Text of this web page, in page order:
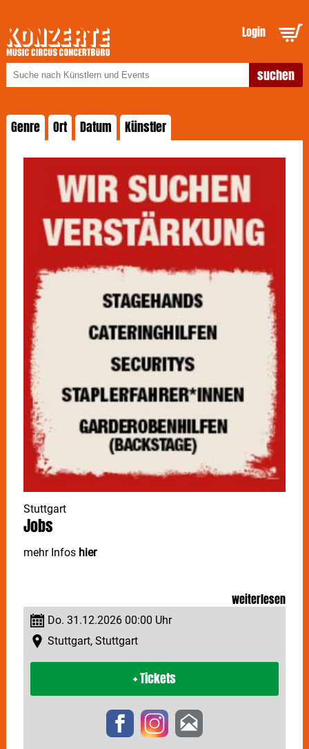
Login
Genre Ort Datum Künstler
Stuttgart
Jobs
mehr Infos hier
weiterlesen
Do. 31.12.2026 00:00 Uhr
Stuttgart, Stuttgart
+ Tickets